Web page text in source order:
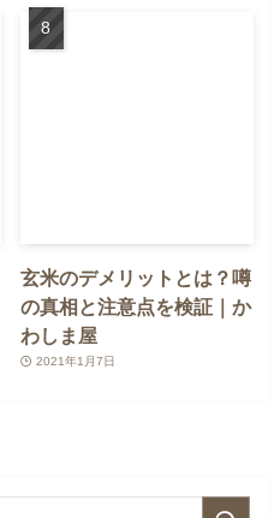
玄米のデメリットとは？噂
の真相と注意点を検証｜か
わしま屋
2021年1月7日